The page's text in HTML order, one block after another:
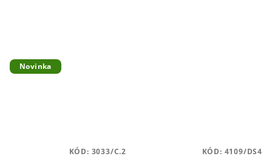
Novinka
KÓD: 3033/C.2 KÓD: 4109/DS4